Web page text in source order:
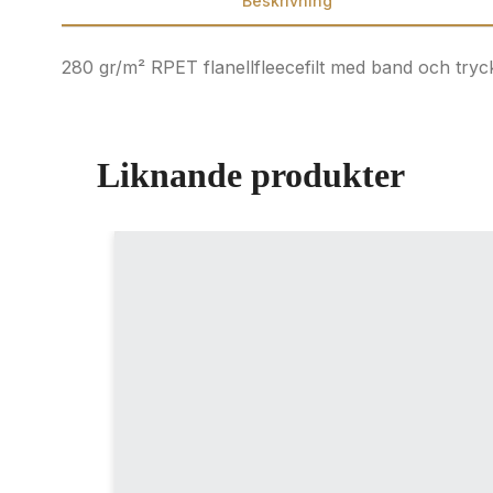
280 gr/m² RPET flanellfleecefilt med band och
Liknande produkter